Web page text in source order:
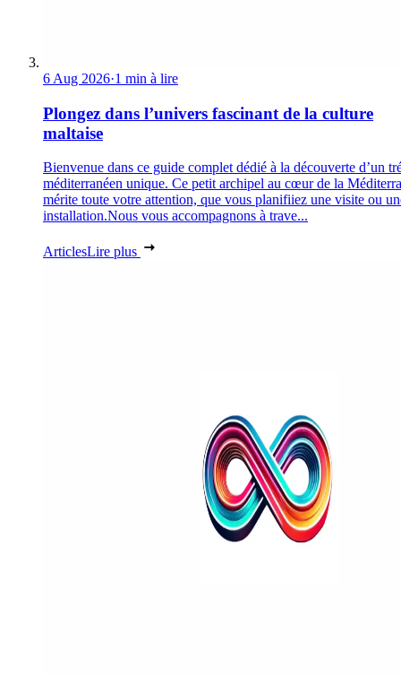
6 Aug 2026·1 min à lire
Plongez dans l’univers fascinant de la culture
maltaise
Bienvenue dans ce guide complet dédié à la découverte d’un
méditerranéen unique. Ce petit archipel au cœur de la
mérite toute votre attention, que vous planifiiez une visite ou
installation.Nous vous accompagnons à trave...
ArticlesLire plus